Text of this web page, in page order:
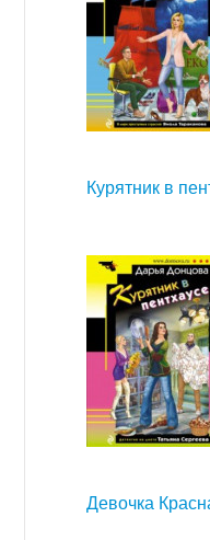
Курятник в
Девочка